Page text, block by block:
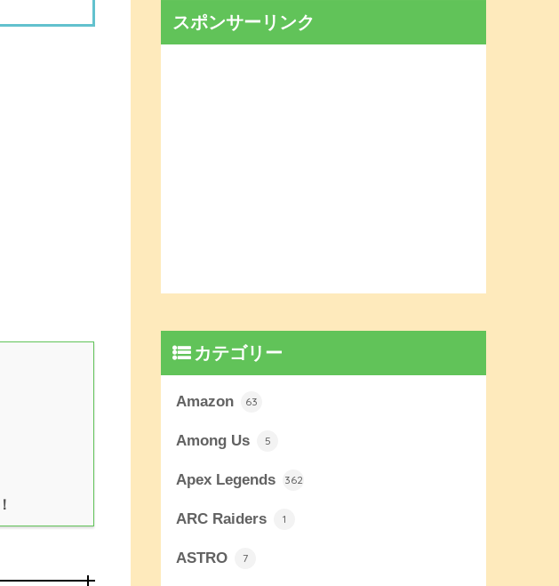
スポンサーリンク
カテゴリー
Amazon 63
Among Us 5
Apex Legends 362
ARC Raiders 1
ASTRO 7